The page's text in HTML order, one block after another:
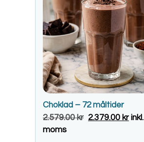
Choklad – 72 måltider
2.579.00kr 2.379.00 krinkl.
moms